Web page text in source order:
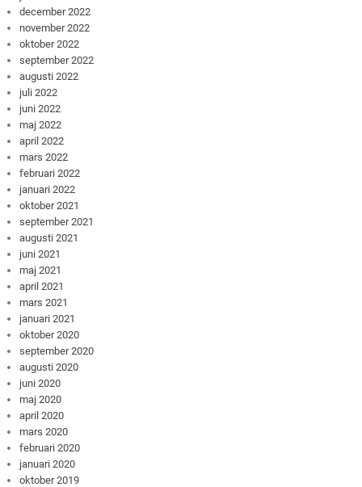
december 2022
november 2022
oktober 2022
september 2022
augusti 2022
juli 2022
juni 2022
maj 2022
april 2022
mars 2022
februari 2022
januari 2022
oktober 2021
september 2021
augusti 2021
juni 2021
maj 2021
april 2021
mars 2021
januari 2021
oktober 2020
september 2020
augusti 2020
juni 2020
maj 2020
april 2020
mars 2020
februari 2020
januari 2020
oktober 2019